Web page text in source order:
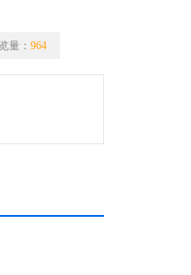
量： 964